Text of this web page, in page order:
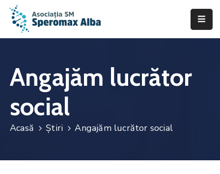
noi
Multiplă
Asistență
Angajăm lucrător
social
Acasă Știri Angajăm lucrător social